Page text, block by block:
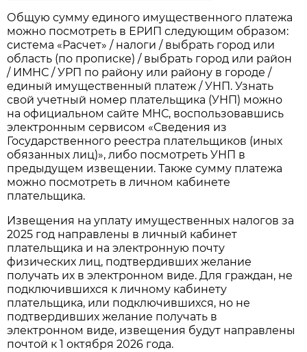
Общую сумму единого имущественного платежа
можно посмотреть в ЕРИП следующим образом:
система «Расчет» / налоги / выбрать город или
область (по прописке) / выбрать город или район
/ ИМНС / УРП по району или району в городе /
единый имущественный платеж / УНП. Узнать
свой учетный номер плательщика (УНП) можно
на официальном сайте МНС, воспользовавшись
электронным сервисом «Сведения из
Государственного реестра плательщиков (иных
обязанных лиц)», либо посмотреть УНП в
предыдущем извещении. Также сумму платежа
можно посмотреть в личном кабинете
плательщика.
Извещения на уплату имущественных налогов за
2025 год направлены в личный кабинет
плательщика и на электронную почту
физических лиц, подтвердивших желание
получать их в электронном виде. Для граждан, не
подключившихся к личному кабинету
плательщика, или подключившихся, но не
подтвердивших желание получать в
электронном виде, извещения будут направлены
почтой к 1 октября 2026 года.